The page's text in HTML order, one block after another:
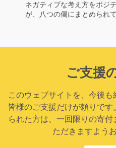
ネガティブな考え方をポジ
が、八つの偈にまとめられて
ご支援
このウェブサイトを、今後も
皆様のご支援だけが頼りで
られた方は、一回限りの寄
ただきますよう